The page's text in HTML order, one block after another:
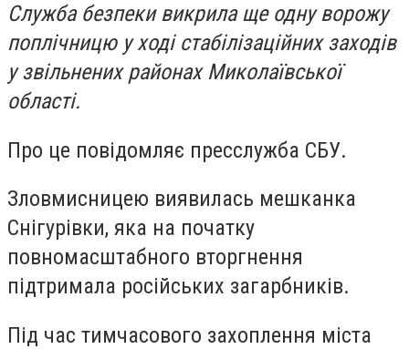
Служба безпеки викрила ще одну ворожу
поплічницю у ході стабілізаційних заходів
у звільнених районах Миколаївської
області.
Про це повідомляє пресслужба СБУ.
Зловмисницею виявилась мешканка
Снігурівки, яка на початку
повномасштабного вторгнення
підтримала російських загарбників.
Під час тимчасового захоплення міста